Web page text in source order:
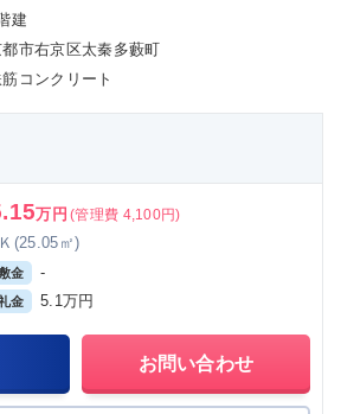
建
市右京区太秦多藪町
コンクリート
万円 (管理費 4,100円)
(25.05㎡)
金 -
金 5.1万円
お問い合わせ